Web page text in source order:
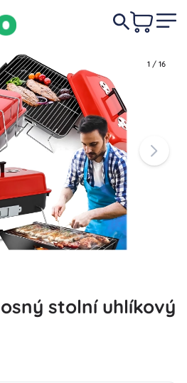
1 / 16
stolní uhlíkový
Do košíku